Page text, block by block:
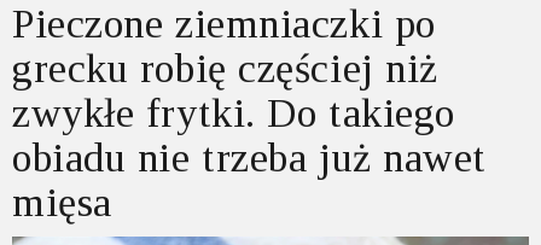
Pieczone ziemniaczki po
grecku robię częściej niż
zwykłe frytki. Do takiego
obiadu nie trzeba już nawet
mięsa